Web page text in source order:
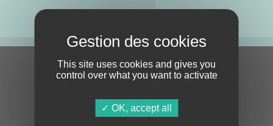
S'ABONNER À LA NEWSLETTER
This site uses cookies and gives you
control over what you want to activate
OK, accept all